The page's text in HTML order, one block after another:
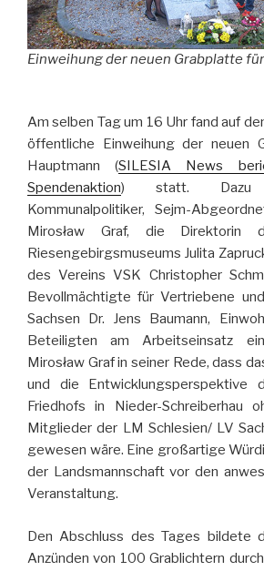
Einweihung der neuen Grabplatte
Am selben Tag um 16 Uhr fand auf
öffentliche Einweihung der neuen
Hauptmann (SILESIA News
Spendenaktion) statt. Dazu
Kommunalpolitiker, Sejm-
Mirosław Graf, die Direktorin
Riesengebirgsmuseums Julita
des Vereins VSK Christopher
Bevollmächtigte für Vertriebene
Sachsen Dr. Jens Baumann,
Beteiligten am Arbeitseinsatz
Mirosław Graf in seiner Rede, dass
und die Entwicklungsperspektive
Friedhofs in Nieder-Schreiberhau
Mitglieder der LM Schlesien/ LV
gewesen wäre. Eine großartige
der Landsmannschaft vor den
Veranstaltung.
Den Abschluss des Tages bildete
Anzünden von 100 Grablichtern